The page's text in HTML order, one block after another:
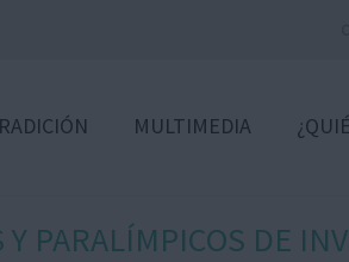
MULTIMEDIA
PARALÍMPICOS DE